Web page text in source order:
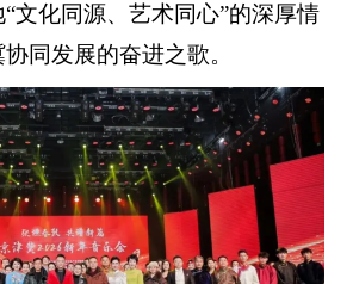
文化同源、艺术同心”的深厚情
同发展的奋进之歌。